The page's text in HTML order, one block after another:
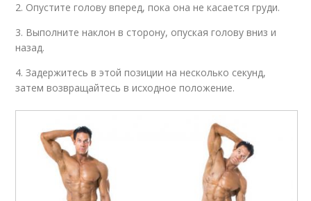
2. Опустите голову вперед, пока она не касается груди.
3. Выполните наклон в сторону, опуская голову вниз и
назад.
4. Задержитесь в этой позиции на несколько секунд,
затем возвращайтесь в исходное положение.